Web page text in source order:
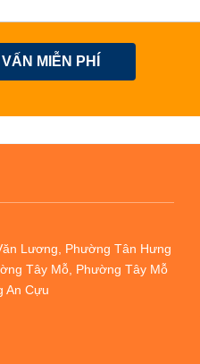
MIỄN PHÍ
Lương, Phường Tân Hưng
Tây Mỗ, Phường Tây Mỗ
An Cựu